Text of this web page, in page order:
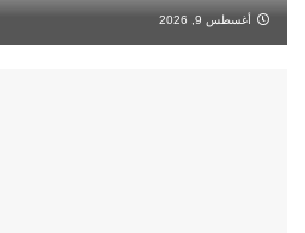
أغسطس 9, 2026